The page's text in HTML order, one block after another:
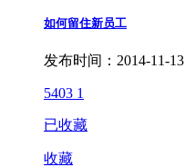
如何留住新员工
发布时间：2014-11-13
5403 1
已收藏
收藏